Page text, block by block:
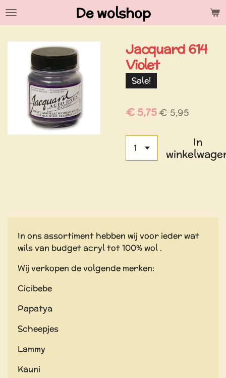
Ga
hoofdinhoud
De wolshop
Jacquard 614
Violet
Sale!
€ 5,75€ 5,95
In
In ons assortiment hebben wij voor ieder wat
wils van budget acryl tot 100% wol .
Wij verkopen de volgende merken:
Cicibebe
Papatya
Scheepjes
Lammy
Kauni